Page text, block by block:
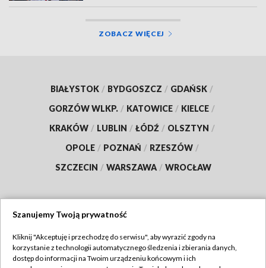
ZOBACZ WIĘCEJ
BIAŁYSTOK / BYDGOSZCZ / GDAŃSK /
GORZÓW WLKP. / KATOWICE / KIELCE /
KRAKÓW / LUBLIN / ŁÓDŹ / OLSZTYN /
OPOLE / POZNAŃ / RZESZÓW /
SZCZECIN / WARSZAWA / WROCŁAW
TVP
Szanujemy Twoją prywatność
Kliknij "Akceptuję i przechodzę do serwisu", aby wyrazić zgody na
korzystanie z technologii automatycznego śledzenia i zbierania danych,
dostęp do informacji na Twoim urządzeniu końcowym i ich